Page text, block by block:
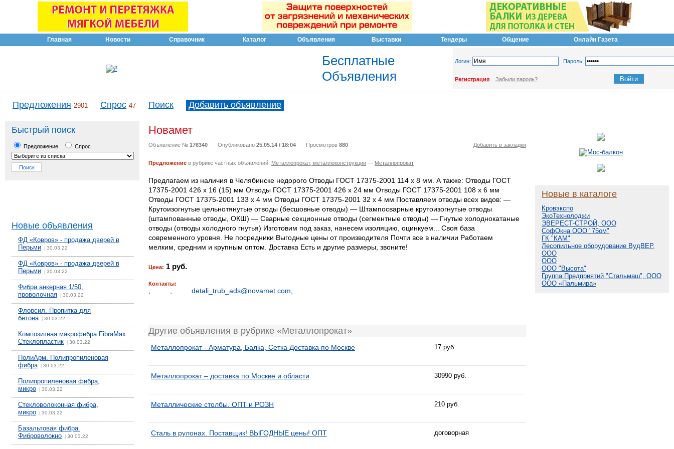
Главная Новости Справочник Каталог Объявления Выставки Тендеры Общение Онлайн Газета
Бесплатные
Объявления
Логин: Пароль:
Регистрация Забыли пароль?
Предложения 2901 Спрос 47 Поиск Добавить объявление
Быстрый поиск
Предложение Спрос
Новые объявления
ФД «Ковров» - продажа дверей в
Перьми
30.03.22
ФД «Ковров» - продажа дверей в
Перьми
30.03.22
Фибра анкерная 1/50,
проволочная
30.03.22
Флорсил. Пропитка для
бетона| 30.03.22
Композитная макрофибра FibraMax.
Стеклопластик
30.03.22
ПолиАрм. Полипропиленовая
фибра| 30.03.22
Полипропиленовая фибра,
микро
30.03.22
Стекловолоконная фибра,
микро
30.03.22
Базальтовая фибра.
Фиброволокно
30.03.22
Новамет
Объявление № 176340 Опубликовано 25.05.14 / 18:04 Просмотров 880 Добавить в закладки
Предложение в рубрике частных объявлений: Металлопрокат, металлоконструкции — Металлопрокат
Предлагаем из наличия в Челябинске недорого Отводы ГОСТ 17375-2001 114 х 8 мм. А также: Отводы ГОСТ
17375-2001 426 х 16 (15) мм Отводы ГОСТ 17375-2001 426 х 24 мм Отводы ГОСТ 17375-2001 108 х 6 мм
Отводы ГОСТ 17375-2001 133 х 4 мм Отводы ГОСТ 17375-2001 32 х 4 мм Поставляем отводы всех видов: —
Крутоизогнутые цельнотянутые отводы (бесшовные отводы) — Штампосварные крутоизогнутые отводы
(штампованные отводы, ОКШ) — Сварные секционные отводы (сегментные отводы) — Гнутые холоднокатаные
отводы (отводы холодного гнутья) Изготовим под заказ, нанесем изоляцию, оцинкуем... Своя база
современного уровня. Не посредники Выгодные цены от производителя Почти все в наличии Работаем
мелким, средним и крупным оптом. Доставка Есть и другие размеры, звоните!
Цена: 1 руб.
Контакты:
detali_trub_ads@novamet.com
Другие объявления в рубрике «Металлопрокат»
Металлопрокат - Арматура, Балка, Сетка Доставка по Москве 17 руб.
Металлопрокат – доставка по Москве и области 30990 руб.
Металлические столбы. ОПТ и РОЗН 210 руб.
Сталь в рулонах. Поставщик! ВЫГОДНЫЕ цены! ОПТ договорная
Новые в каталоге
Кровэкспо
ЭкоТехнолоджи
ЭВЕРЕСТ-СТРОЙ, ООО
СофОкна ООО "75ом"
ГК "КАМ"
Лесопильное оборудование ВудВЕР,
ООО
ООО
ООО "Высота"
Группа Предприятий "Стальмаш", ООО
ООО «Пальмира»